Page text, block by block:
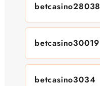
betcasino28038
betcasino30019
betcasino3034